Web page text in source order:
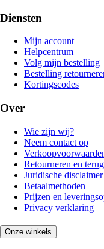
Diensten
Mijn account
Helpcentrum
Volg mijn bestelling
Bestelling
Kortingscodes
Over
Wie zijn wij?
Neem contact op
Retourneren en
Juridische disclaimer
Betaalmethoden
Prijzen en
Privacy verklaring
Onze winkels